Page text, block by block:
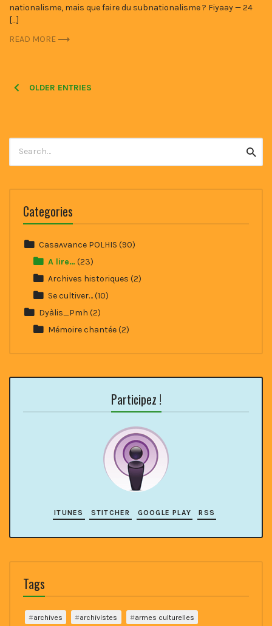
nationalisme, mais que faire du subnationalisme ? Fiyaay — 24
[…]
READ MORE
PostsOLDER ENTRIES
for:
Categories
Casaʌvance POLHIS (90)
A lire… (23)
Archives historiques (2)
Se cultiver…(10)
Dyàlis_Pmh (2)
Mémoire chantée(2)
Participez !
ITUNES STITCHER GOOGLE PLAY RSS
Tags
archives archivistes
armes culturelles